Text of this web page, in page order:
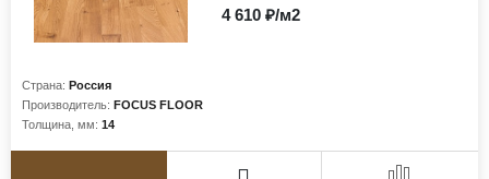
Страна: Россия
Производитель: FOCUS FLOOR
Толщина, мм: 14
4 610 ₽/м2